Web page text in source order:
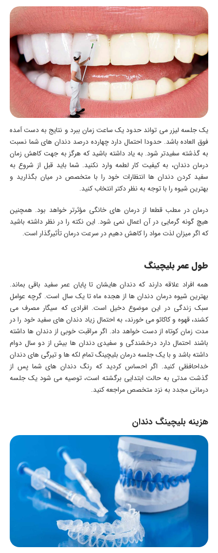
یک جلسه لیزر می تواند حدود یک ساعت زمان ببرد و نتایج به دست آمده
فوق العاده باشد. حدودا احتمال دارد چهارده درصد دندان های شما نسبت
به گذشته سفیدتر شود. به یاد داشته باشید که هرگز به جهت کاهش زمان
درمان دندان، به کیفیت کار لطمه وارد نکنید. شما باید قبل از شروع به
سفید کردن دندان ها انتظارات خود را با متخصص در میان بگذارید و
بهترین شیوه را با توجه به نظر دکتر انتخاب کنید.
درمان در مطب قطعا از درمان های خانگی مؤثرتر خواهد بود. همچنین
هیچ گونه گرمایی در آن اعمال نمی شود. این نکته را در نظر داشته باشید
که اگر میزان لذت مواد را کاهش دهیم در سرعت درمان تأثیرگذار است.
طول عمر بلیچینگ
همه افراد علاقه دارند که دندان هایشان تا پایان عمر سفید باقی بماند.
بهترین شیوه درمان دندان ها از هجده ماه تا یک سال است. گرچه عوامل
سبک زندگی در این موضوع دخیل است. افرادی که سیگار مصرف می
کشند، قهوه و کاکائو می خورند، به احتمال زیاد دندان های سفید خود را در
مدت زمان کوتاه از دست خواهد داد. اگر مراقبت خوبی از دندان ها داشته
باشند احتمال دارد درخشندگی و سفیدی دندان ها بیش از دو سال دوام
داشته باشد و با یک جلسه درمان بلیچینگ تمام لکه ها و تیرگی های دندان
خداحافظی کنید. اگر احساس کردید که رنگ دندان های شما پس از
گذشت مدتی به حالت ابتدایی برگشته است، توصیه می شود یک جلسه
درمانی مجدد به نزد متخصص مراجعه کنید.
هزینه بلیچینگ دندان